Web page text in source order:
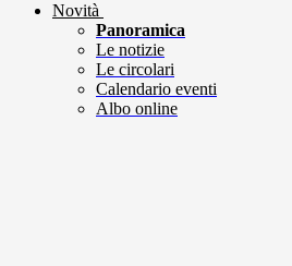
Novità
Panoramica
Le notizie
Le circolari
Calendario eventi
Albo online